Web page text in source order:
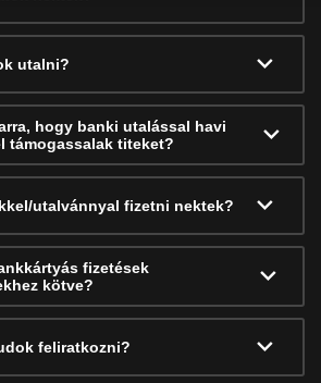
utalni?
hogy banki utalással havi
támogassalak titeket?
utalvánnyal fizetni nektek?
fizetések
kötve?
feliratkozni?